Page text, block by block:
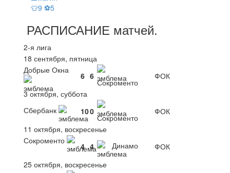
👕9 ⚽5
РАСПИСАНИЕ матчей.
2-я лига
18 сентября, пятница
Добрые Окна
6 6
Сокроменто
ФОК
3 октября, суббота
Сбербанк
100
Сокроменто
ФОК
11 октября, воскресенье
Сокроменто
4 4 Динамо
ФОК
25 октября, воскресенье